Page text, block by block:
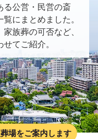
る公営・民営の斎
にまとめました。
族葬の可否など、
てご紹介。
場をご案内します